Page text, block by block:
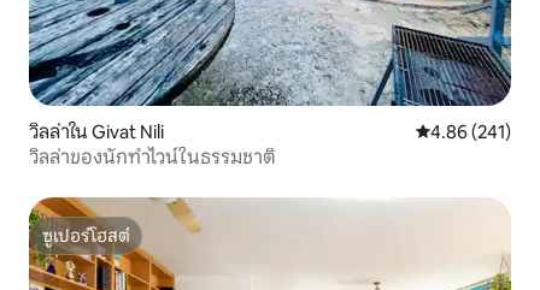
วิลล่าใน Givat Nili คะแนนเฉลี่ย
4.86 (241)
วิลล่าของนักทำไวน์ในธรรมชาติ
ซูเปอร์โฮสต์
ซูเปอร์โฮสต์